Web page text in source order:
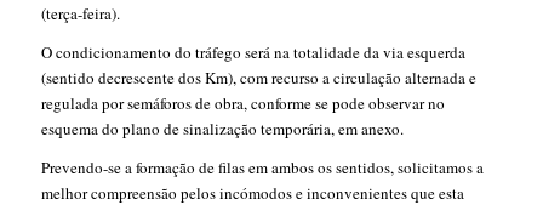
(terça-feira).
O condicionamento do tráfego será na totalidade da via esquerda
(sentido decrescente dos Km), com recurso a circulação alternada e
regulada por semáforos de obra, conforme se pode observar no
esquema do plano de sinalização temporária, em anexo.
Prevendo-se a formação de filas em ambos os sentidos, solicitamos a
melhor compreensão pelos incómodos e inconvenientes que esta